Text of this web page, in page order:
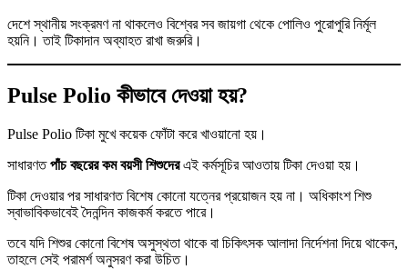
দেশে স্থানীয় সংক্রমণ না থাকলেও বিশ্বের সব জায়গা থেকে পোলিও পুরোপুরি নির্মূল
হয়নি। তাই টিকাদান অব্যাহত রাখা জরুরি।
Pulse Polio কীভাবে দেওয়া হয়?
Pulse Polio টিকা মুখে কয়েক ফোঁটা করে খাওয়ানো হয়।
সাধারণতপাঁচ বছরের কম বয়সী শিশুদেরএই কর্মসূচির আওতায় টিকা দেওয়া হয়।
টিকা দেওয়ার পর সাধারণত বিশেষ কোনো যত্নের প্রয়োজন হয় না। অধিকাংশ শিশু
স্বাভাবিকভাবেই দৈনন্দিন কাজকর্ম করতে পারে।
তবে যদি শিশুর কোনো বিশেষ অসুস্থতা থাকে বা চিকিৎসক আলাদা নির্দেশনা দিয়ে থাকেন,
তাহলে সেই পরামর্শ অনুসরণ করা উচিত।